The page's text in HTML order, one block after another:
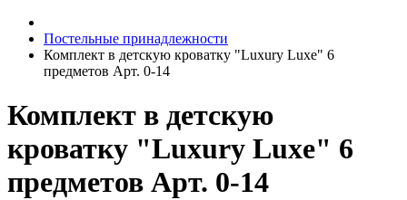
Постельные принадлежности
Комплект в детскую кроватку "Luxury Luxe" 6
предметов Арт. 0-14
Комплект в детскую
кроватку "Luxury Luxe" 6
предметов Арт. 0-14